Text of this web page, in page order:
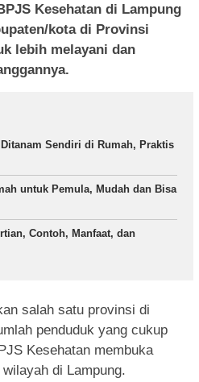
Kesehatan di Lampung
kota di Provinsi
lebih melayani dan
Sendiri di Rumah, Praktis
untuk Pemula, Mudah dan Bisa
Contoh, Manfaat, dan
salah satu provinsi di
penduduk yang cukup
Kesehatan membuka
di Lampung.